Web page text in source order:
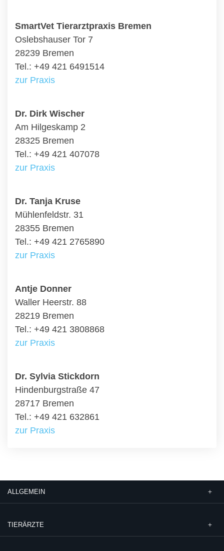
SmartVet Tierarztpraxis Bremen
Oslebshauser Tor 7
28239 Bremen
Tel.: +49 421 6491514
zur Praxis
Dr. Dirk Wischer
Am Hilgeskamp 2
28325 Bremen
Tel.: +49 421 407078
zur Praxis
Dr. Tanja Kruse
Mühlenfeldstr. 31
28355 Bremen
Tel.: +49 421 2765890
zur Praxis
Antje Donner
Waller Heerstr. 88
28219 Bremen
Tel.: +49 421 3808868
zur Praxis
Dr. Sylvia Stickdorn
Hindenburgstraße 47
28717 Bremen
Tel.: +49 421 632861
zur Praxis
ALLGEMEIN
TIERÄRZTE